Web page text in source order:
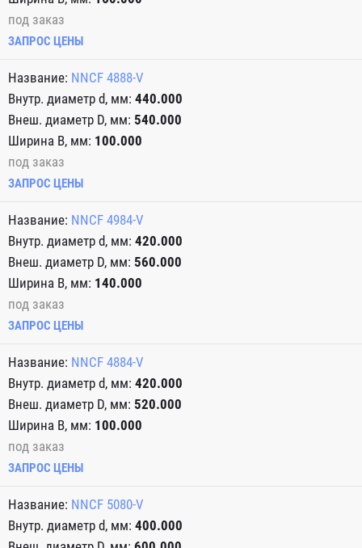
под заказ
ЗАПРОС ЦЕНЫ
NNCF 4888-V
440.000
540.000
100.000
под заказ
ЗАПРОС ЦЕНЫ
NNCF 4984-V
420.000
560.000
140.000
под заказ
ЗАПРОС ЦЕНЫ
NNCF 4884-V
420.000
520.000
100.000
под заказ
ЗАПРОС ЦЕНЫ
NNCF 5080-V
400.000